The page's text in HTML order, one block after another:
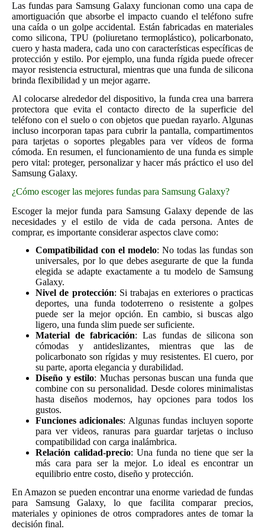
Las fundas para Samsung Galaxy funcionan como una capa de
amortiguación que absorbe el impacto cuando el teléfono sufre
una caída o un golpe accidental. Están fabricadas en materiales
como silicona, TPU (poliuretano termoplástico), policarbonato,
cuero y hasta madera, cada uno con características específicas de
protección y estilo. Por ejemplo, una funda rígida puede ofrecer
mayor resistencia estructural, mientras que una funda de silicona
brinda flexibilidad y un mejor agarre.
Al colocarse alrededor del dispositivo, la funda crea una barrera
protectora que evita el contacto directo de la superficie del
teléfono con el suelo o con objetos que puedan rayarlo. Algunas
incluso incorporan tapas para cubrir la pantalla, compartimentos
para tarjetas o soportes plegables para ver vídeos de forma
cómoda. En resumen, el funcionamiento de una funda es simple
pero vital: proteger, personalizar y hacer más práctico el uso del
Samsung Galaxy.
¿Cómo escoger las mejores fundas para Samsung Galaxy?
Escoger la mejor funda para Samsung Galaxy depende de las
necesidades y el estilo de vida de cada persona. Antes de
comprar, es importante considerar aspectos clave como:
Compatibilidad con el modelo: No todas las fundas son
universales, por lo que debes asegurarte de que la funda
elegida se adapte exactamente a tu modelo de Samsung
Galaxy.
Nivel de protección: Si trabajas en exteriores o practicas
deportes, una funda todoterreno o resistente a golpes
puede ser la mejor opción. En cambio, si buscas algo
ligero, una funda slim puede ser suficiente.
Material de fabricación: Las fundas de silicona son
cómodas y antideslizantes, mientras que las de
policarbonato son rígidas y muy resistentes. El cuero, por
su parte, aporta elegancia y durabilidad.
Diseño y estilo: Muchas personas buscan una funda que
combine con su personalidad. Desde colores minimalistas
hasta diseños modernos, hay opciones para todos los
gustos.
Funciones adicionales: Algunas fundas incluyen soporte
para ver videos, ranuras para guardar tarjetas o incluso
compatibilidad con carga inalámbrica.
Relación calidad-precio: Una funda no tiene que ser la
más cara para ser la mejor. Lo ideal es encontrar un
equilibrio entre costo, diseño y protección.
En Amazon se pueden encontrar una enorme variedad de fundas
para Samsung Galaxy, lo que facilita comparar precios,
materiales y opiniones de otros compradores antes de tomar la
decisión final.